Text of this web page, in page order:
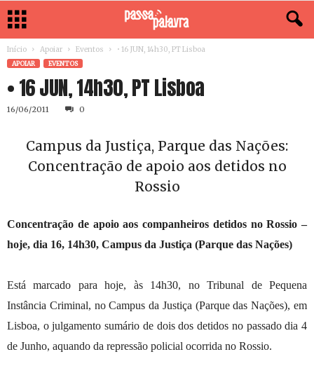
Início Apoiar Eventos • 16 JUN, 14h30, PT Lisboa
APOIAR EVENTOS
• 16 JUN, 14h30, PT Lisboa
16/06/2011 0
Campus da Justiça, Parque das Nações:
Concentração de apoio aos detidos no
Rossio
Concentração de apoio aos companheiros detidos no Rossio –
hoje, dia 16, 14h30, Campus da Justiça (Parque das Nações)
Está marcado para hoje, às 14h30, noTribunal de Pequena
Instância Criminal, no Campus da Justiça (Parque das Nações), em
Lisboa, o julgamento sumário de dois dos detidos no passado dia 4
de Junho, aquando da repressão policial ocorrida no Rossio.